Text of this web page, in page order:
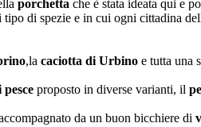
porchetta che è stata ideata qui e
tipo di spezie e in cui ogni cittadina
,la caciotta di Urbino e tutta una
proposto in diverse varianti, il
da un buon bicchiere di